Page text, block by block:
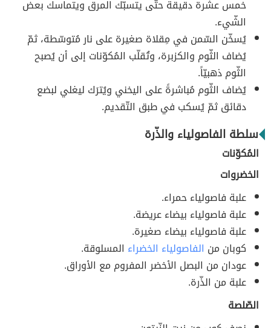
خمس عشرة دقيقة حتّى يتسبّك المرق ويتماسك بعض
الشّيء.
يُسخّن السّمن في مِقلاة صغيرة على نار مُتوسّطة، ثمّ
يُضاف الثّوم والكزبرة، وتُقلّب المُكوّنات إلى أن يُصبح
الثّوم ذهبيّاً.
يُضاف الثّوم مُباشرةً على اليخني ويُترَك ليغلي لبضع
دقائق ثمّ يُسكب في طبق التّقديم.
سلطة الفاصولياء والذّرة
المُكوّنات
الخضروات
علبة فاصولياء حمراء.
علبة فاصولياء بيضاء عريضة.
علبة فاصولياء بيضاء صغيرة.
كوبان من الفاصولياء الخضراء المسلوقة.
عودان من البصل الأخضر المفروم مع الأوراق.
علبة من الذّرة.
الصّلصة